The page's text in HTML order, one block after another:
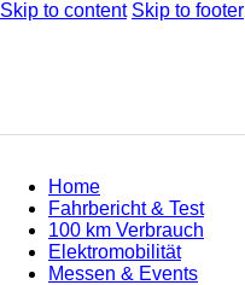
Skip to content Skip to footer
Home
Fahrbericht & Test
100 km Verbrauch
Elektromobilität
Messen & Events